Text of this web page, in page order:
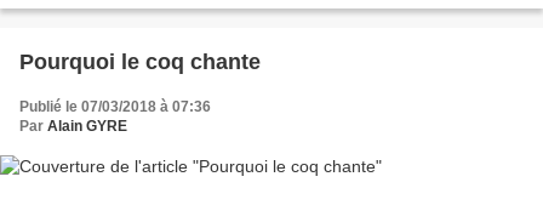
Pourquoi le coq chante
Publié le 07/03/2018 à 07:36
Par Alain GYRE